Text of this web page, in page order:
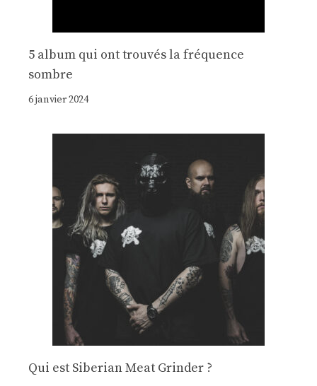
5 album qui ont trouvés la fréquence
sombre
6 janvier 2024
Qui est Siberian Meat Grinder ?